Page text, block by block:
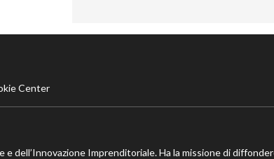
Center
dell’Innovazione Imprenditoriale. Ha la missione di